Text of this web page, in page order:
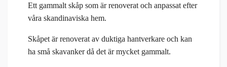
Ett gammalt skåp som är renoverat och anpassat efter
våra skandinaviska hem.
Skåpet är renoverat av duktiga hantverkare och kan
ha små skavanker då det är mycket gammalt.